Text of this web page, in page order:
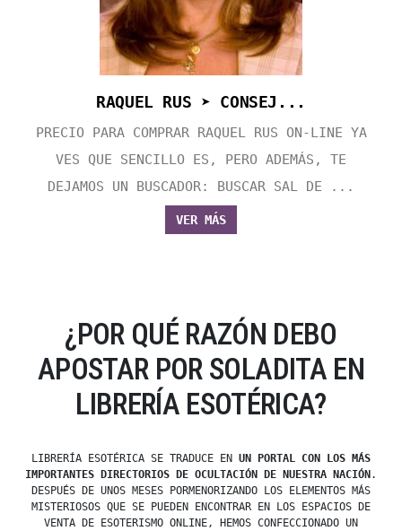
RAQUEL RUS ➤ CONSEJ...
PRECIO PARA COMPRAR RAQUEL RUS ON-LINE YA
VES QUE SENCILLO ES, PERO ADEMÁS, TE
DEJAMOS UN BUSCADOR: BUSCAR SAL DE ...
VER MÁS
¿POR QUÉ RAZÓN DEBO
APOSTAR POR SOLADITA EN
LIBRERÍA ESOTÉRICA?
LIBRERÍA ESOTÉRICA SE TRADUCE EN UN PORTAL CON LOS MÁS
IMPORTANTES DIRECTORIOS DE OCULTACIÓN DE NUESTRA NACIÓN .
DESPUÉS DE UNOS MESES PORMENORIZANDO LOS ELEMENTOS MÁS
MISTERIOSOS QUE SE PUEDEN ENCONTRAR EN LOS ESPACIOS DE
VENTA DE ESOTERISMO ONLINE, HEMOS CONFECCIONADO UN